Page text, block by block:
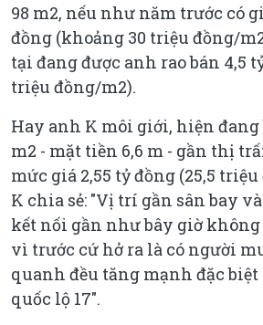
98 m2, nếu như năm trước có
đồng (khoảng 30 triệu đồng/
tại đang được anh rao bán 4,5
triệu đồng/m2).
Hay anh K môi giới, hiện đang
m2 - mặt tiền 6,6 m - gần thị
mức giá 2,55 tỷ đồng (25,5
K chia sẻ: "Vị trí gần sân bay
kết nối gần như bây giờ
vì trước cứ hở ra là có người
quanh đều tăng mạnh đặc
quốc lộ 17".